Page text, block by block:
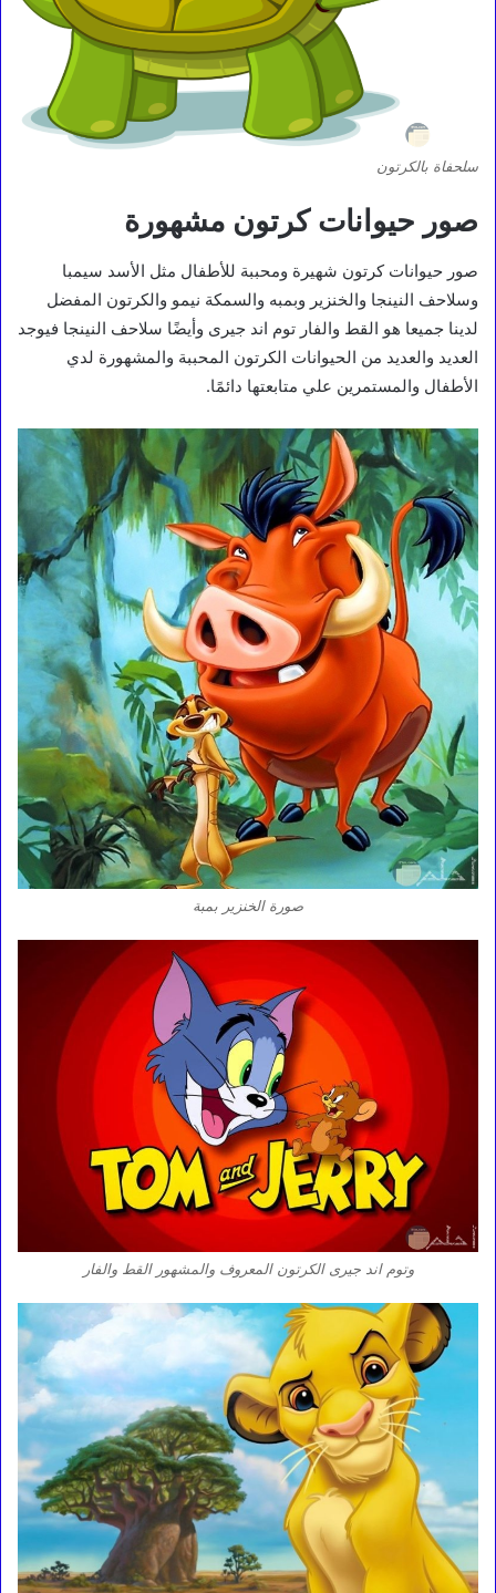
سلحفاة بالكرتون
صور حيوانات كرتون مشهورة
صور حيوانات كرتون شهيرة ومحببة للأطفال مثل الأسد سيمبا
وسلاحف النينجا والخنزير وبمبه والسمكة نيمو والكرتون المفضل
لدينا جميعا هو القط والفار توم اند جيرى وأيضًا سلاحف النينجا فيوجد
العديد والعديد من الحيوانات الكرتون المحببة والمشهورة لدي
الأطفال والمستمرين علي متابعتها دائمًا.
صورة الخنزير بمبة
وتوم اند جيرى الكرتون المعروف والمشهور القط والفار